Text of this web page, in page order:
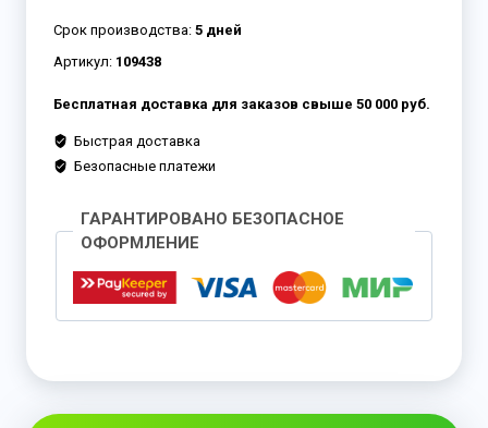
Срок производства: 5 дней
Артикул: 109438
Бесплатная доставка для заказов свыше 50 000 руб.
Быстрая доставка
Безопасные платежи
ГАРАНТИРОВАНО БЕЗОПАСНОЕ
ОФОРМЛЕНИЕ